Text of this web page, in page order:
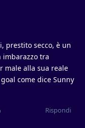
prestito secco, è un
imbarazzo tra
male alla sua reale
come dice Sunny
Rispondi